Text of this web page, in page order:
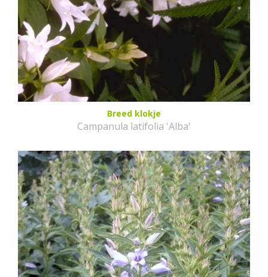
Breed klokje
Campanula latifolia 'Alba'